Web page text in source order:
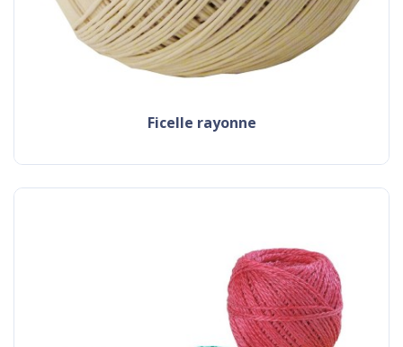
ficelle rayonne